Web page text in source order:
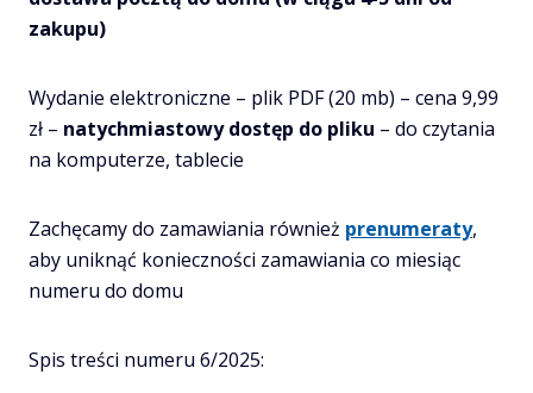
zakupu)
Wydanie elektroniczne – plik PDF (20 mb) – cena 9,99
zł – natychmiastowy dostęp do pliku – do czytania
na komputerze, tablecie
Zachęcamy do zamawiania również prenumeraty,
aby uniknąć konieczności zamawiania co miesiąc
numeru do domu
Spis treści numeru 6/2025: